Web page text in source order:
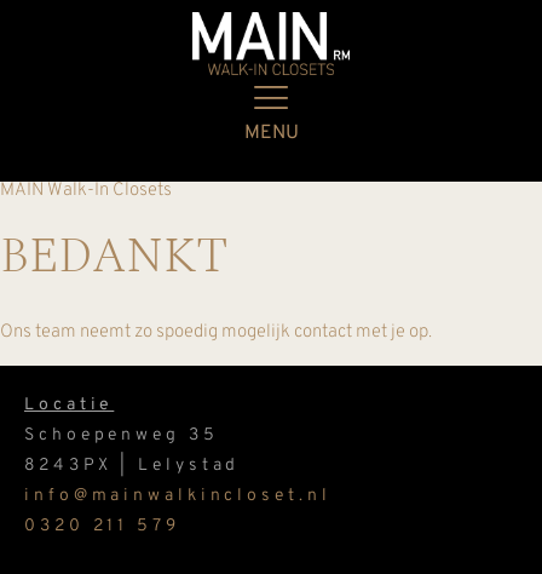
MENU
MAIN Walk-In Closets
BEDANKT
Ons team neemt zo spoedig mogelijk contact met je op.
Locatie
Schoepenweg 35
8243PX | Lelystad
info@mainwalkincloset.nl
0320 211 579